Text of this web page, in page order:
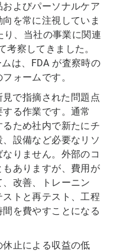
よびパーソナルケア
を常に注視していま
、当社の事業に関連
考察してきました。
は、FDA が査察時の
ォームです。
で指摘された問題点
る作業です。通常
ため社内で新たにチ
設備など必要なリソ
りません。外部のコ
ありますが、費用が
改善、トレーニン
トと再テスト、工程
を費やすことになる
止による収益の低